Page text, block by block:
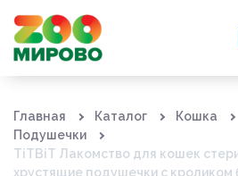
Главная Каталог Кошка
Подушечки
TiTBiT Лакомство для кошек
хрустящие подушечки с кроликом